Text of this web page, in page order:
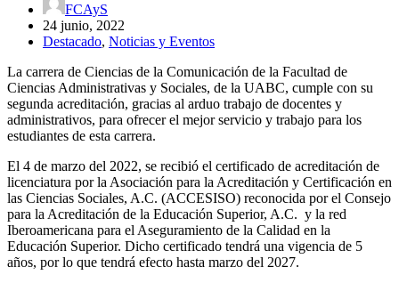
FCAyS
24 junio, 2022
Destacado, Noticias y Eventos
La carrera de Ciencias de la Comunicación de la Facultad de
Ciencias Administrativas y Sociales, de la UABC, cumple con su
segunda acreditación, gracias al arduo trabajo de docentes y
administrativos, para ofrecer el mejor servicio y trabajo para los
estudiantes de esta carrera.
El 4 de marzo del 2022, se recibió el certificado de acreditación de
licenciatura por la Asociación para la Acreditación y Certificación en
las Ciencias Sociales, A.C. (ACCESISO) reconocida por el Consejo
para la Acreditación de la Educación Superior, A.C. y la red
Iberoamericana para el Aseguramiento de la Calidad en la
Educación Superior. Dicho certificado tendrá una vigencia de 5
años, por lo que tendrá efecto hasta marzo del 2027.